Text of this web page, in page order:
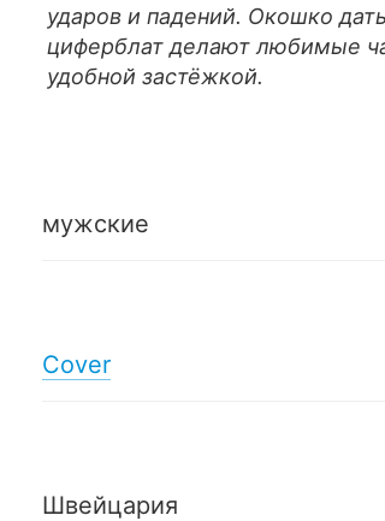
ударов и падений. Окошко
циферблат делают любимые
удобной застёжкой.
мужские
Cover
Швейцария